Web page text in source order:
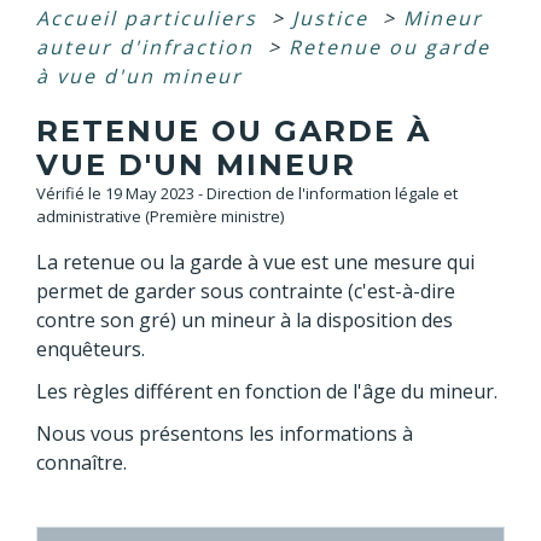
Accueil particuliers > Justice > Mineur
auteur d'infraction
> Retenue ou garde
à vue d'un mineur
RETENUE OU GARDE À
VUE D'UN MINEUR
Vérifié le 19 May 2023 - Direction de l'information légale et
administrative (Première ministre)
La retenue ou la garde à vue est une mesure qui
permet de garder sous contrainte (c'est-à-dire
contre son gré) un mineur à la disposition des
enquêteurs.
Les règles différent en fonction de l'âge du mineur.
Nous vous présentons les informations à
connaître.